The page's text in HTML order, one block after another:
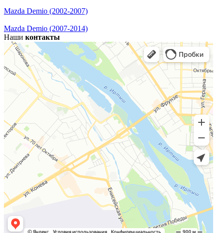
Mazda Demio (2002-2007)
Mazda Demio (2007-2014)
Наши контакты